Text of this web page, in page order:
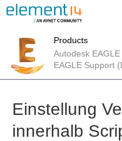
Products
Autodesk EAGLE
EAGLE Support
Einstellung
innerhalb